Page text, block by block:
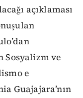
açıklaması
Sosyalizm ve
e
Guajajara’nın